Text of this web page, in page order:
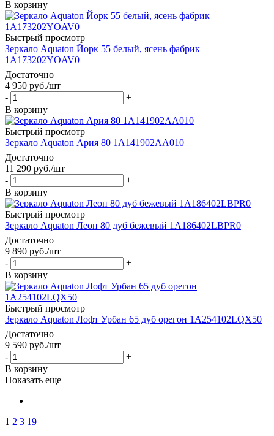
В корзину
Быстрый просмотр
Зеркало Aquaton Йорк 55 белый, ясень фабрик
1A173202YOAV0
Достаточно
4 950 руб./шт
-
+
В корзину
Быстрый просмотр
Зеркало Aquaton Ария 80 1A141902AA010
Достаточно
11 290 руб./шт
-
+
В корзину
Быстрый просмотр
Зеркало Aquaton Леон 80 дуб бежевый 1A186402LBPR0
Достаточно
9 890 руб./шт
-
+
В корзину
Быстрый просмотр
Зеркало Aquaton Лофт Урбан 65 дуб орегон 1A254102LQX50
Достаточно
9 590 руб./шт
-
+
В корзину
Показать еще
1 2 3 19